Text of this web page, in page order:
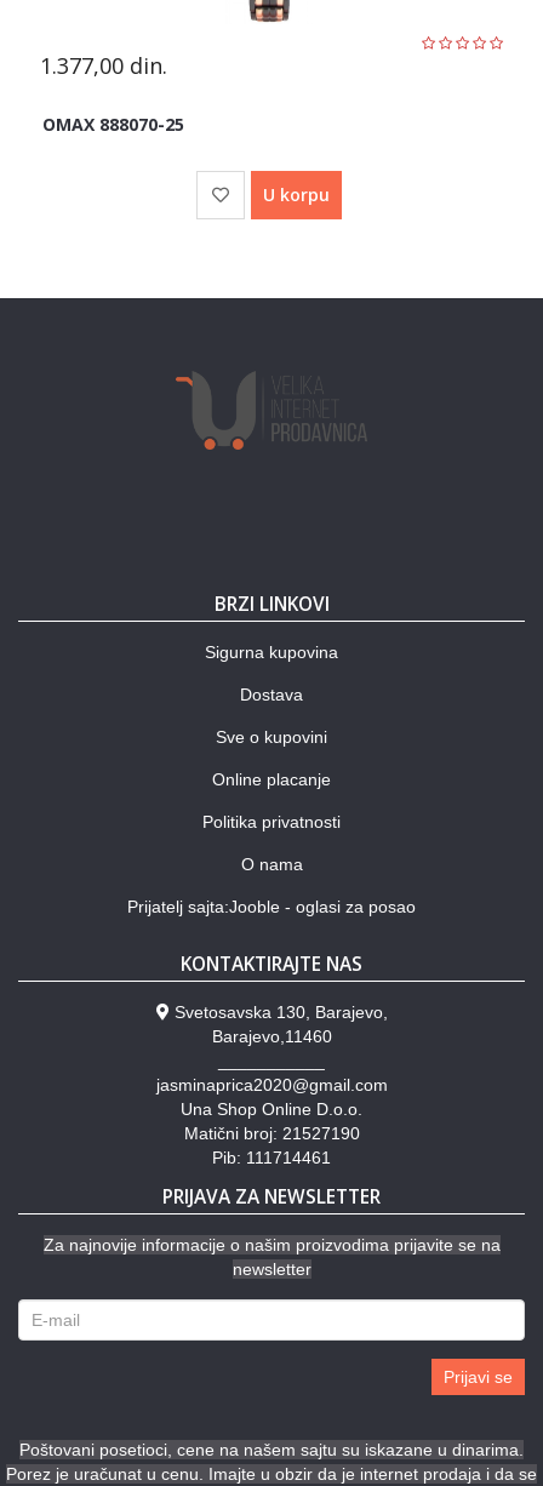
1.377,00 din.
OMAX 888070-25
U korpu
BRZI LINKOVI
Sigurna kupovina
Dostava
Sve o kupovini
Online placanje
Politika privatnosti
O nama
Prijatelj sajta:Jooble - oglasi za posao
KONTAKTIRAJTE NAS
Svetosavska 130, Barajevo,
Barajevo,11460
jasminaprica2020@gmail.com
Una Shop Online D.o.o.
Matični broj: 21527190
Pib: 111714461
PRIJAVA ZA NEWSLETTER
Za najnovije informacije o našim proizvodima prijavite se na
newsletter
Prijavi se
Poštovani posetioci, cene na našem sajtu su iskazane u dinarima.
Porez je uračunat u cenu. Imajte u obzir da je internet prodaja i da se